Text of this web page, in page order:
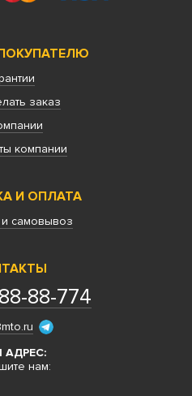
заказ
компании
И ОПЛАТА
и самовывоз
88-774
АДРЕС:
нам: